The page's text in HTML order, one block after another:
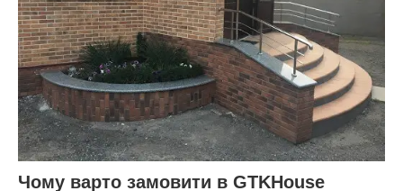
Чому варто замовити в GTKHouse